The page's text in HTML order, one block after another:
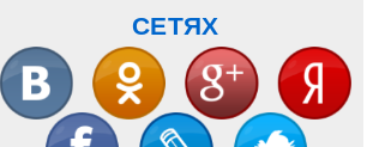
СЕТЯХ